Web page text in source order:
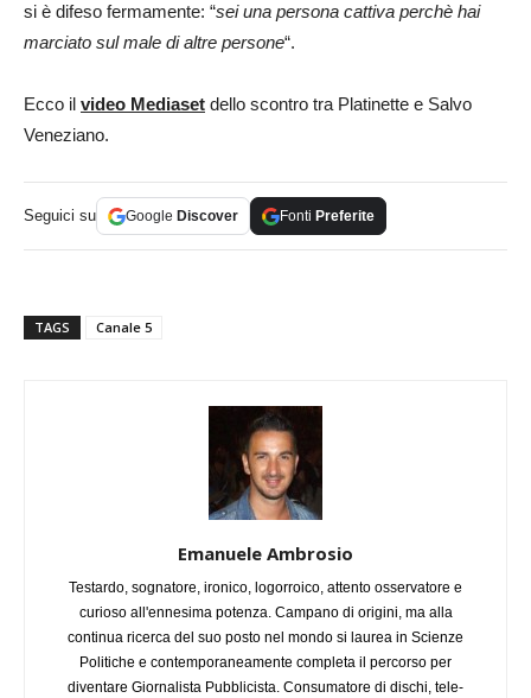
si è difeso fermamente: “sei una persona cattiva perchè hai
marciato sul male di altre persone“.
Ecco il video Mediaset dello scontro tra Platinette e Salvo
Veneziano.
Seguici su Google Discover Fonti Preferite
TAGS Canale 5
Emanuele Ambrosio
Testardo, sognatore, ironico, logorroico, attento osservatore e
curioso all'ennesima potenza. Campano di origini, ma alla
continua ricerca del suo posto nel mondo si laurea in Scienze
Politiche e contemporaneamente completa il percorso per
diventare Giornalista Pubblicista. Consumatore di dischi, tele-